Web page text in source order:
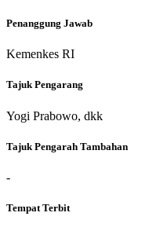
Penanggung Jawab
Kemenkes RI
Tajuk Pengarang
Yogi Prabowo, dkk
Tajuk Pengarah Tambahan
-
Tempat Terbit